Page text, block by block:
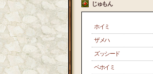
じゅもん
ホイミ
ザメハ
ズッシード
ベホイミ